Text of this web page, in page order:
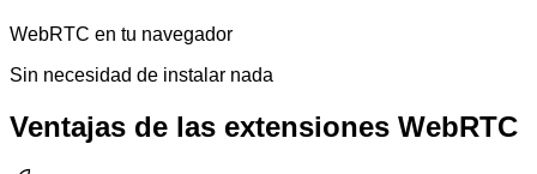
WebRTC en tu navegador
Sin necesidad de instalar nada
Ventajas de las extensiones WebRTC